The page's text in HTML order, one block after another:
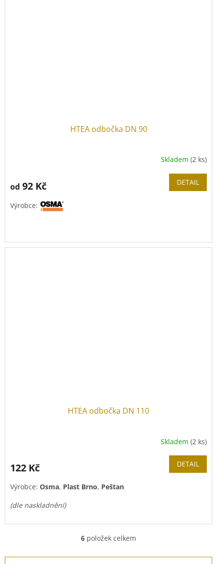
HTEA odbočka DN 90
Skladem (2 ks)
od 92 Kč DETAIL
Výrobce:
HTEA odbočka DN 110
Skladem (2 ks)
122 Kč DETAIL
Výrobce: Osma, Plast Brno, Peštan
(dle naskladnění)
O
l
6 položek celkem